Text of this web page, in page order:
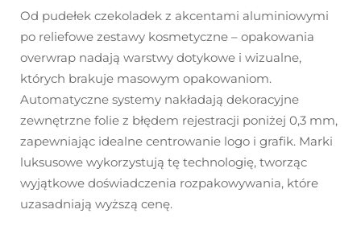
Od pudełek czekoladek z akcentami aluminiowymi
po reliefowe zestawy kosmetyczne – opakowania
overwrap nadają warstwy dotykowe i wizualne,
których brakuje masowym opakowaniom.
Automatyczne systemy nakładają dekoracyjne
zewnętrzne folie z błędem rejestracji poniżej 0,3 mm,
zapewniając idealne centrowanie logo i grafik. Marki
luksusowe wykorzystują tę technologię, tworząc
wyjątkowe doświadczenia rozpakowywania, które
uzasadniają wyższą cenę.